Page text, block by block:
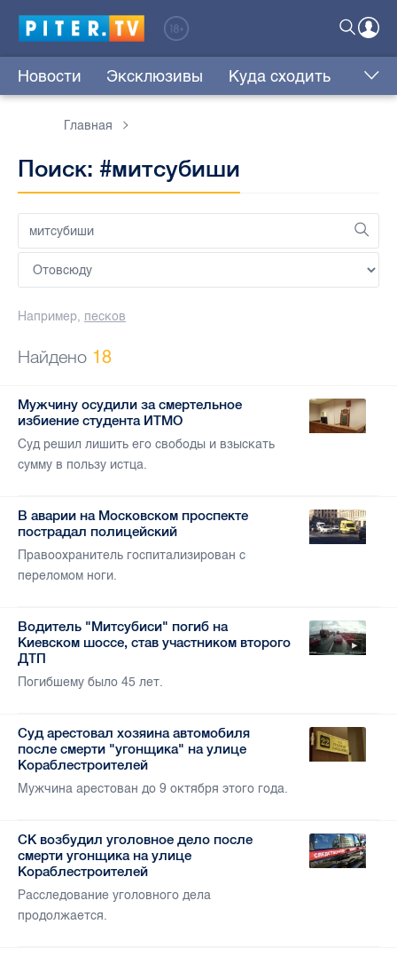
Новости Эксклюзивы Куда сходить
Главная
Поиск: #митсубиши
Например, песков
Найдено 18
Мужчину осудили за смертельное
избиение студента ИТМО
Суд решил лишить его свободы и взыскать
сумму в пользу истца.
В аварии на Московском проспекте
пострадал полицейский
Правоохранитель госпитализирован с
переломом ноги.
Водитель "Митсубиси" погиб на
Киевском шоссе, став участником второго
ДТП
Погибшему было 45 лет.
Суд арестовал хозяина автомобиля
после смерти "угонщика" на улице
Кораблестроителей
Мужчина арестован до 9 октября этого года.
СК возбудил уголовное дело после
смерти угонщика на улице
Кораблестроителей
Расследование уголовного дела
продолжается.